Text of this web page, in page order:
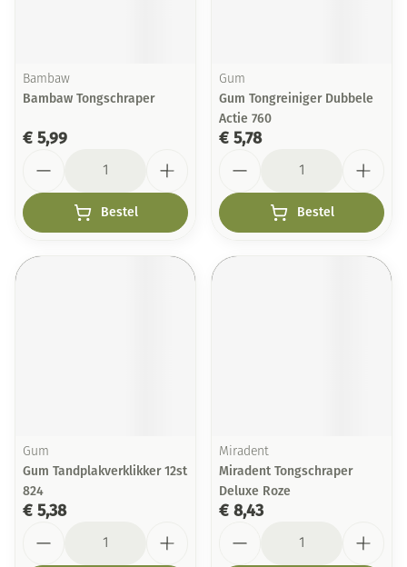
Bambaw
Bambaw Tongschraper
€ 5,99
Bestel
Gum
Gum Tongreiniger Dubbele
Actie 760
€ 5,78
Bestel
Gum
Gum Tandplakverklikker 12st
824
€ 5,38
Miradent
Miradent Tongschraper
Deluxe Roze
€ 8,43